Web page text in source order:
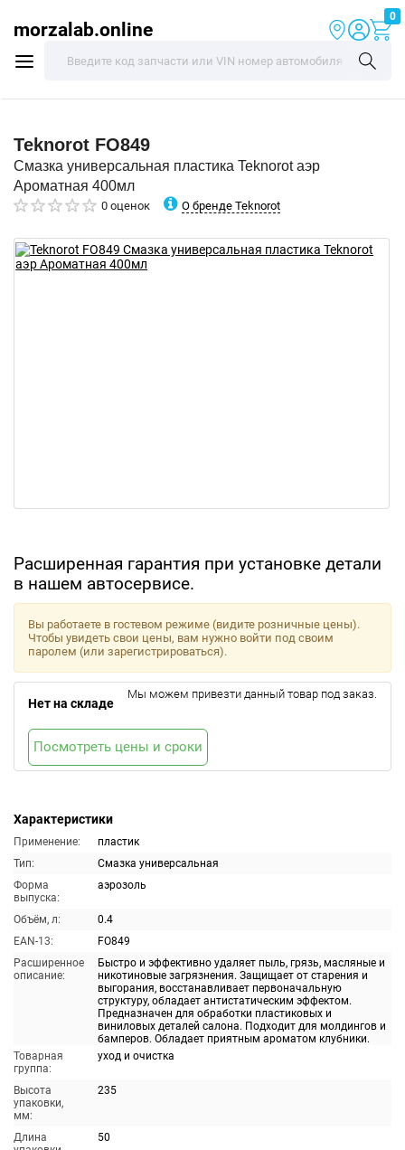
morzalab.online
0
Teknorot FO849
Смазка универсальная пластика Teknorot аэр
Ароматная 400мл
0 оценок О бренде Teknorot
Расширенная гарантия при установке детали
в нашем автосервисе.
Характеристики
Применение:
пластик
Тип:
Смазка универсальная
Форма
выпуска:
аэрозоль
Объём, л:
0.4
EAN-13:
FO849
Расширенное
описание:
Быстро и эффективно удаляет пыль, грязь, масляные и
никотиновые загрязнения. Защищает от старения и
выгорания, восстанавливает первоначальную
структуру, обладает антистатическим эффектом.
Предназначен для обработки пластиковых и
виниловых деталей салона. Подходит для молдингов и
бамперов. Обладает приятным ароматом клубники.
Товарная
группа:
уход и очистка
Высота
упаковки,
мм:
235
Длина
50
Вы работаете в гостевом режиме (видите розничные цены).
Чтобы увидеть свои цены, вам нужно войти под своим
паролем (или зарегистрироваться).
Нет на складе
Мы можем привезти данный товар под заказ.
Посмотреть цены и сроки